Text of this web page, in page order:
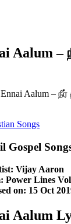
Aalum
Ennai Aalum
Songs
Gospel
Vijay Aaron
Power Lines
on: 15 Oct
Aalum